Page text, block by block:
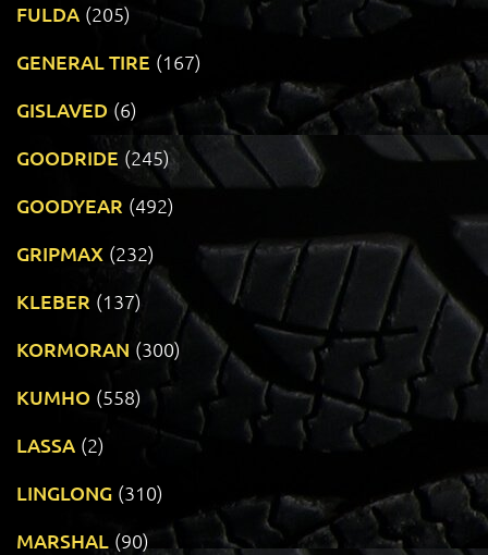
FULDA (205)
GENERAL TIRE (167)
GISLAVED (6)
GOODRIDE (245)
GOODYEAR (492)
GRIPMAX (232)
KLEBER (137)
KORMORAN (300)
KUMHO (558)
LASSA (2)
LINGLONG (310)
MARSHAL (90)